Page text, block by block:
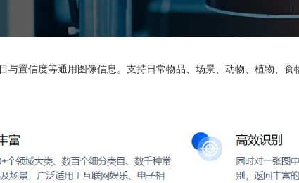
置信度等通用图像信息。支持日常物品、场景、动物、植物、